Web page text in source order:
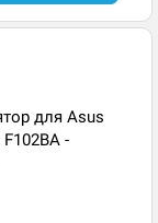
для Asus
-